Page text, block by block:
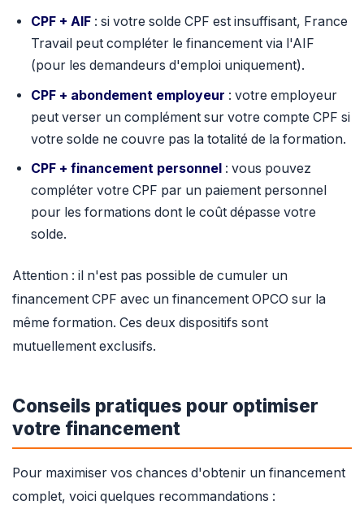
CPF + AIF: si votre solde CPF est insuffisant, France
Travail peut compléter le financement via l'AIF
(pour les demandeurs d'emploi uniquement).
CPF + abondement employeur : votre employeur
peut verser un complément sur votre compte CPF si
votre solde ne couvre pas la totalité de la formation.
CPF + financement personnel: vous pouvez
compléter votre CPF par un paiement personnel
pour les formations dont le coût dépasse votre
solde.
Attention : il n'est pas possible de cumuler un
financement CPF avec un financement OPCO sur la
même formation. Ces deux dispositifs sont
mutuellement exclusifs.
Conseils pratiques pour optimiser
votre financement
Pour maximiser vos chances d'obtenir un financement
complet, voici quelques recommandations :